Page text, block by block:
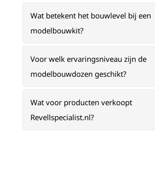
Wat betekent het bouwlevel bij een
modelbouwkit?
Voor welk ervaringsniveau zijn de
modelbouwdozen geschikt?
Wat voor producten verkoopt
Revellspecialist.nl?